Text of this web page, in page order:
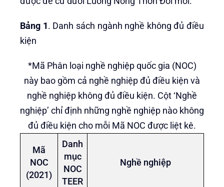
Bảng 1. Danh sách ngành nghề không đủ điều
kiện
*Mã Phân loại nghề nghiệp quốc gia (NOC)
này bao gồm cả nghề nghiệp đủ điều kiện và
nghề nghiệp không đủ điều kiện. Cột ‘Nghề
nghiệp’ chỉ định những nghề nghiệp nào không
đủ điều kiện cho mỗi Mã NOC được liệt kê.
Mã
NOC
(2021)
Danh
mục
NOC
TEER
Nghề nghiệp